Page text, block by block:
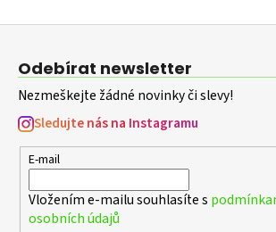
Odebírat newsletter
Nezmeškejte žádné novinky či slevy!
Sledujte nás na Instagramu
E-mail
Vložením e-mailu souhlasíte s
osobních údajů